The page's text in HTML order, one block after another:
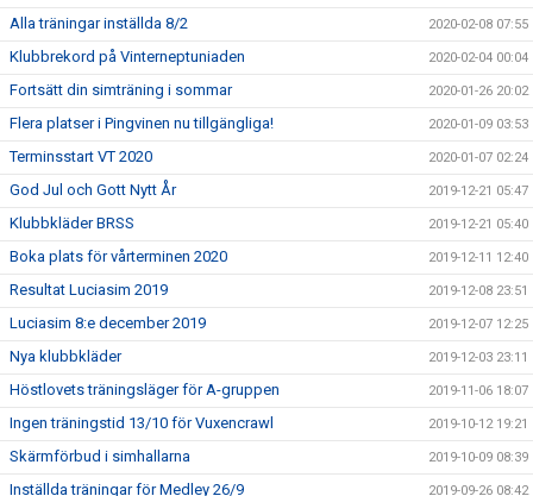
Alla träningar inställda 8/2 2020-02-08 07:55
Klubbrekord på Vinterneptuniaden 2020-02-04 00:04
Fortsätt din simträning i sommar 2020-01-26 20:02
Flera platser i Pingvinen nu tillgängliga! 2020-01-09 03:53
Terminsstart VT 2020 2020-01-07 02:24
God Jul och Gott Nytt År 2019-12-21 05:47
Klubbkläder BRSS 2019-12-21 05:40
Boka plats för vårterminen 2020 2019-12-11 12:40
Resultat Luciasim 2019 2019-12-08 23:51
Luciasim 8:e december 2019 2019-12-07 12:25
Nya klubbkläder 2019-12-03 23:11
Höstlovets träningsläger för A-gruppen 2019-11-06 18:07
Ingen träningstid 13/10 för Vuxencrawl 2019-10-12 19:21
Skärmförbud i simhallarna 2019-10-09 08:39
Inställda träningar för Medley 26/9 2019-09-26 08:42